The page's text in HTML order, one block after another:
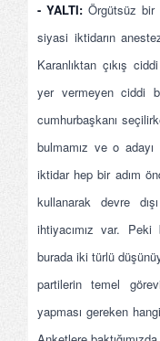
- YALTI: Örgütsüz bir
siyasi iktidarın
Karanlıktan çıkış
yer vermeyen ciddi
cumhurbaşkanı
bulmamız ve o
iktidar hep bir adım
kullanarak devre
ihtiyacımız var.
burada iki türlü
partilerin temel
yapması gereken